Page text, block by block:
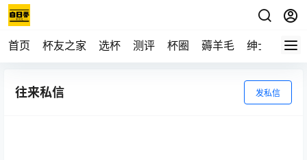
首页 杯友之家 选杯 测评 杯圈 薅羊毛 绅士 视频
往来私信 发私信